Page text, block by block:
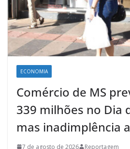
ECONOMIA
Comércio de MS
339 milhões no Dia
mas inadimplência
7 de agosto de 2026 Reportagem